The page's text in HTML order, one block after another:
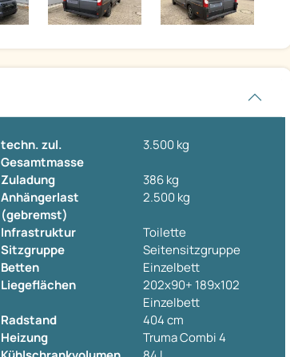
techn. zul.
Gesamtmasse
3.500 kg
Zuladung
386 kg
Anhängerlast
(gebremst)
2.500 kg
Infrastruktur
Toilette
Sitzgruppe
Seitensitzgruppe
Betten
Einzelbett
Liegeflächen
202x90+ 189x102
Einzelbett
Radstand
404 cm
Heizung
Truma Combi 4